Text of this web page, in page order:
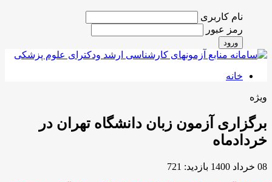
نام کاربری
رمز عبور
ورود
خانه
ویژه
برگزاری آزمون زبان دانشگاه تهران در
خردادماه
08 خرداد 1400 بازدید: 721